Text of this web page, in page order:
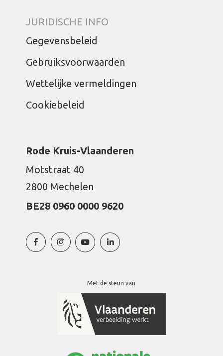
JURIDISCHE INFO
Gegevensbeleid
Gebruiksvoorwaarden
Wettelijke vermeldingen
Cookiebeleid
Rode Kruis-Vlaanderen
Motstraat 40
2800 Mechelen
BE28 0960 0000 9620
Met de steun van